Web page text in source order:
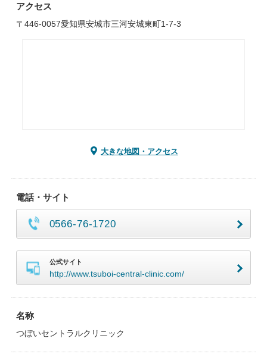
アクセス
〒446-0057愛知県安城市三河安城東町1-7-3
大きな地図・アクセス
電話・サイト
0566-76-1720
公式サイト
http://www.tsuboi-central-clinic.com/
名称
つぼいセントラルクリニック